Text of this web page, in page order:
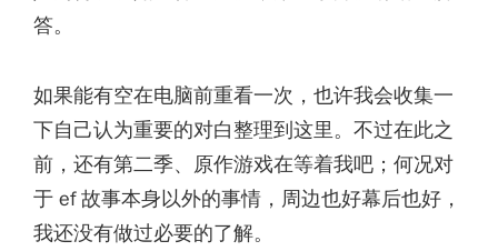
答。
如果能有空在电脑前重看一次，也许我会收集一
下自己认为重要的对白整理到这里。不过在此之
前，还有第二季、原作游戏在等着我吧；何况对
于 ef 故事本身以外的事情，周边也好幕后也好，
我还没有做过必要的了解。